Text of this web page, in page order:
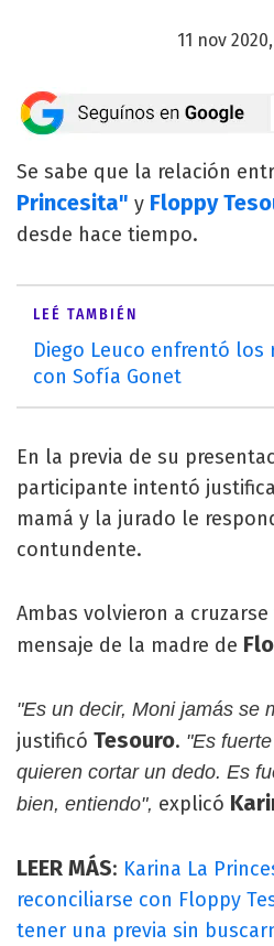
11 nov
Se sabe que la relación
Princesita" y Floppy
desde hace tiempo.
LEÉ TAMBIÉN
Diego Leuco enfrentó los
con Sofía Gonet
En la previa de su
participante intentó
mamá y la jurado le
contundente.
Ambas volvieron a
mensaje de la madre de
"Es un decir, Moni jamás se
justificó Tesouro. "Es
quieren cortar un dedo. Es
bien, entiendo", explicó
LEER MÁS: Karina La
reconciliarse con Floppy
tener una previa sin